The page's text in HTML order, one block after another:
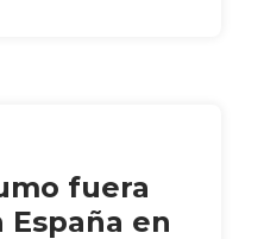
fuera
en